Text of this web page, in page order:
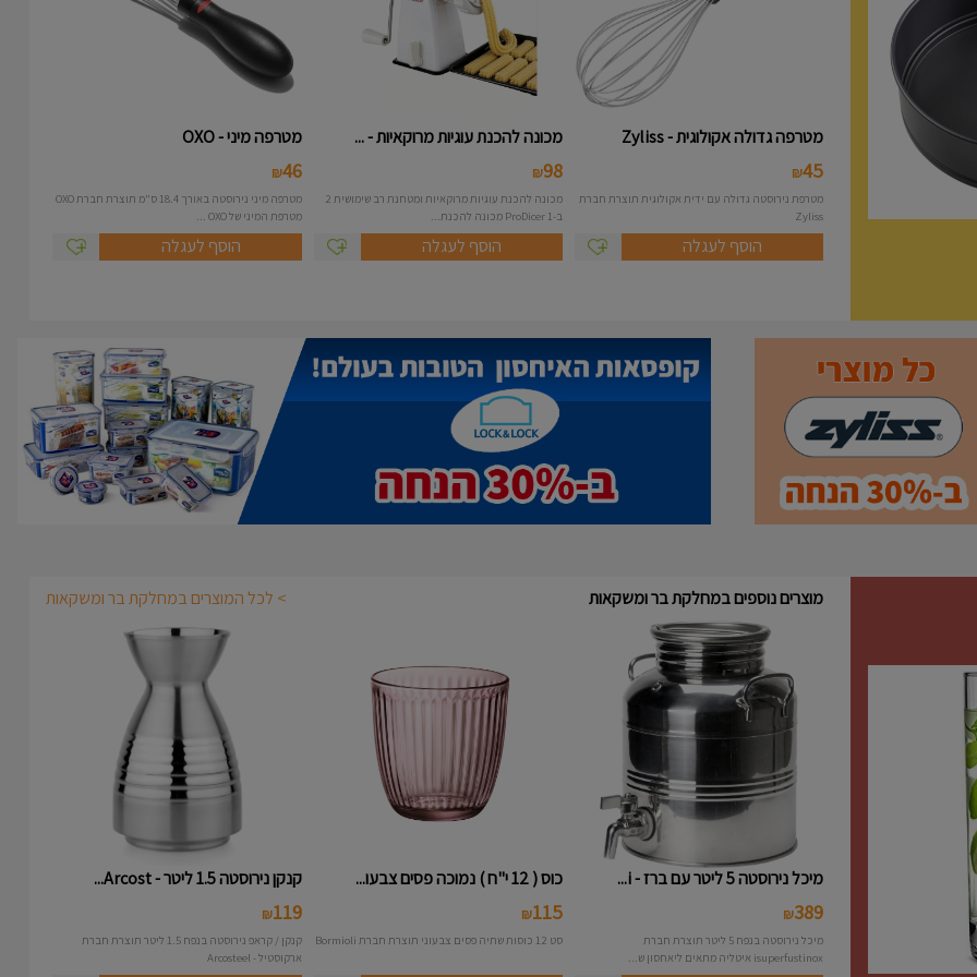
מטרפה גדולה אקולוגית - Zyliss
45
₪
מטרפת נירוסטה גדולה עם ידית אקולוגית תוצרת חברת
Zyliss
הוסף לעגלה
מכונה להכנת עוגיות מרוקאיות - ...
98
₪
מכונה להכנת עוגיות מרוקאיות ומטחנת רב שימושית 2
ב-1 ProDicer מכונה להכנת...
הוסף לעגלה
מטרפה מיני - OXO
46
₪
מטרפה מיני נירוסטה באורך 18.4 ס"מ תוצרת חברת OXO
מטרפת המיני של OXO ...
הוסף לעגלה
מוצרים נוספים במחלקת בר ומשקאות > לכל המוצרים במחלקת בר ומשקאות
מיכל נירוסטה 5 ליטר עם ברז - i...
389
₪
מיכל נירוסטה בנפח 5 ליטר תוצרת חברת
isuperfustinox איטליה מתאים ליאחסון ש...
כוס ( 12 י"ח ) נמוכה פסים צבעו...
115
₪
סט 12 כוסות שתיה פסים צבעוני תוצרת חברת Bormioli
קנקן נירוסטה 1.5 ליטר - Arcost...
119
₪
קנקן / קראפ נירוסטה בנפח 1.5 ליטר תוצרת חברת
ארקוסטיל - Arcosteel